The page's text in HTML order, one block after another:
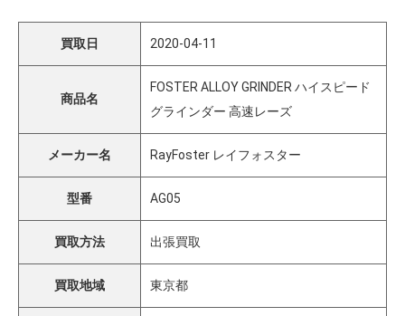
買取日 2020-04-11
商品名
FOSTER ALLOY GRINDER ハイスピード
グラインダー 高速レーズ
メーカー名 RayFoster レイフォスター
型番 AG05
買取方法 出張買取
買取地域 東京都